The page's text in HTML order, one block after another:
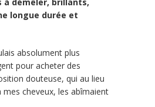
longue durée et
absolument plus
pour acheter des
douteuse, qui au lieu
mes cheveux, les abîmaient